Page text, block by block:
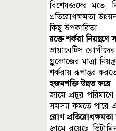
বিশেষজ্ঞদের মতে,
প্রতিরোধক্ষমতা
কিছু উপকারিতা।
রক্তে শর্করা
ডায়াবেটিস
গ্লুকোজের মাত্রা
শর্করায় রূপান্তর
হজমশক্তি উন্নত করে
জামে প্রচুর
সমস্যা কমতে পারে
রোগ প্রতিরোধক্ষমতা
জামে রয়েছে